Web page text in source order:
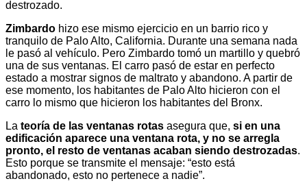
destrozado.
Zimbardo hizo ese mismo ejercicio en un barrio rico y
tranquilo de Palo Alto, California. Durante una semana nada
le pasó al vehículo. Pero Zimbardo tomó un martillo y quebró
una de sus ventanas. El carro pasó de estar en perfecto
estado a mostrar signos de maltrato y abandono. A partir de
ese momento, los habitantes de Palo Alto hicieron con el
carro lo mismo que hicieron los habitantes del Bronx.
La teoría de las ventanas rotas asegura que, si en una
edificación aparece una ventana rota, y no se arregla
pronto, el resto de ventanas acaban siendo destrozadas.
Esto porque se transmite el mensaje: “esto está
abandonado, esto no pertenece a nadie”.